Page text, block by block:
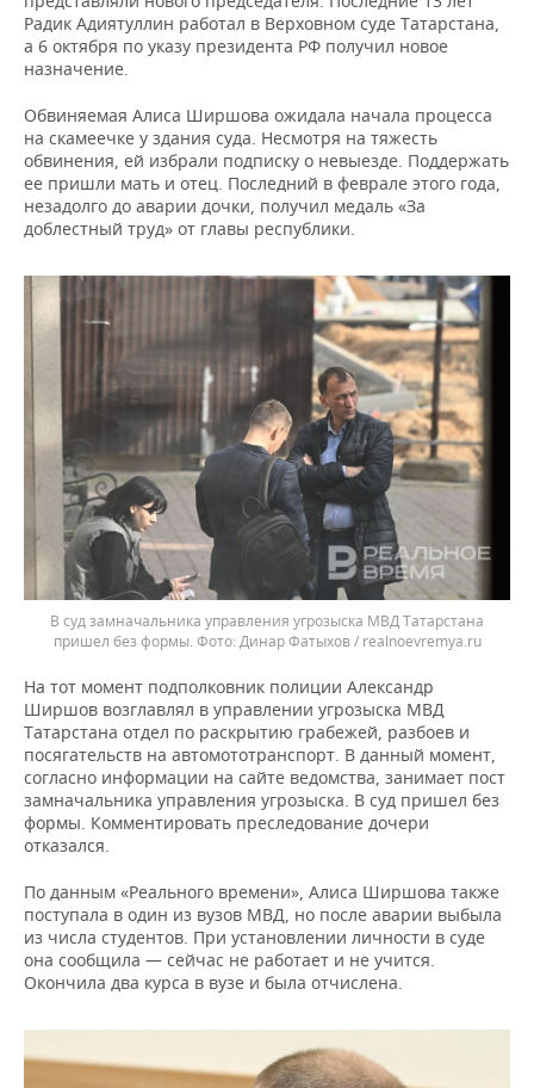
Радик Адиятуллин работал в Верховном суде Татарстана,
а 6 октября по указу президента РФ получил новое
назначение.
Обвиняемая Алиса Ширшова ожидала начала процесса
на скамеечке у здания суда. Несмотря на тяжесть
обвинения, ей избрали подписку о невыезде. Поддержать
ее пришли мать и отец. Последний в феврале этого года,
незадолго до аварии дочки, получил медаль «За
доблестный труд» от главы республики.
В суд замначальника управления угрозыска МВД Татарстана
пришел без формы.
Динар Фатыхов / realnoevremya.ru
На тот момент подполковник полиции Александр
Ширшов возглавлял в управлении угрозыска МВД
Татарстана отдел по раскрытию грабежей, разбоев и
посягательств на автомототранспорт. В данный момент,
согласно информации на сайте ведомства, занимает пост
замначальника управления угрозыска. В суд пришел без
формы. Комментировать преследование дочери
отказался.
По данным «Реального времени», Алиса Ширшова также
поступала в один из вузов МВД, но после аварии выбыла
из числа студентов. При установлении личности в суде
она сообщила — сейчас не работает и не учится.
Окончила два курса в вузе и была отчислена.